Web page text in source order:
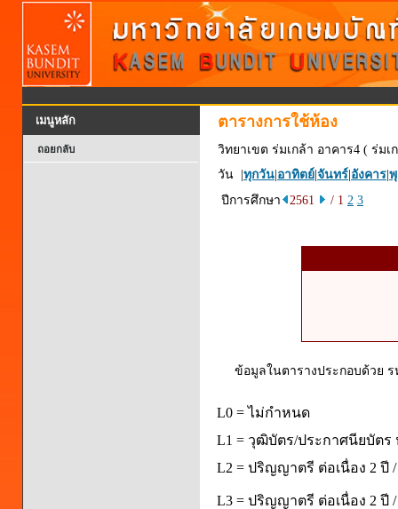
เมนูหลัก
ถอยกลับ
ตารางการใช้ห้อง
วิทยาเขต ร่มเกล้า อาคาร4 ( ร่มเ
วัน | ทุกวัน อาทิตย์ จันทร์ อังคาร
ปีการศึกษา
2561 / 1 2 3
ข้อมูลในตารางประกอบด้วย
L0 = ไม่กำหนด
L1 = วุฒิบัตร/ประกาศนียบัตร
L2 = ปริญญาตรี ต่อเนื่อง 2 ปี
L3 = ปริญญาตรี ต่อเนื่อง 2 ปี